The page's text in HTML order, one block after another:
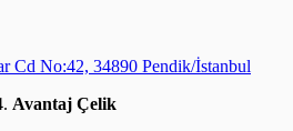
Cd No:42, 34890 Pendik/İstanbul
Avantaj Çelik